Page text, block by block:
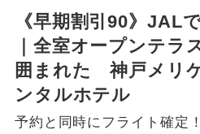
《早期割引90》JAL
｜全室オープンテラ
囲まれた 神戸メリ
ンタルホテル
予約と同時にフライト確定
現地添乗員同
現地到着空
（駅）まで
バスガイド乗
務
バスガイ
賃」を利用したツアー
お申し込み時期・ご利
よって料金が変動いた
以下の注意事項をあらか